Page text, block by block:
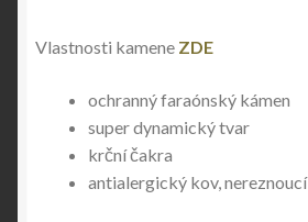
Vlastnosti kamene ZDE
ochranný faraónský kámen
super dynamický tvar
krční čakra
antialergický kov, nereznoucí